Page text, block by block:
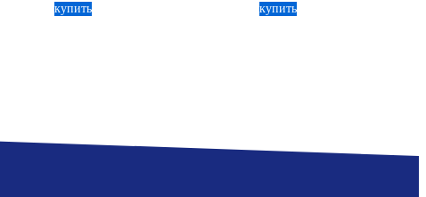
купить купить